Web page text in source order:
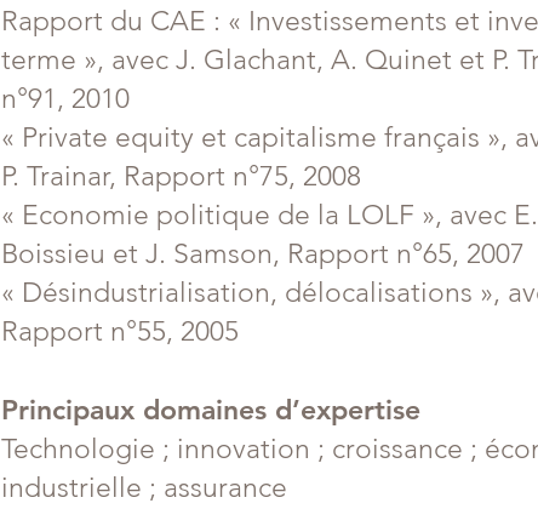
Rapport du CAE : « Investissements et
terme », avec J. Glachant, A. Quinet et P.
n°91, 2010
« Private equity et capitalisme français »,
P. Trainar, Rapport n°75, 2008
« Economie politique de la LOLF », avec
Boissieu et J. Samson, Rapport n°65, 2007
« Désindustrialisation, délocalisations »,
Rapport n°55, 2005
Principaux domaines d’expertise
Technologie ; innovation ; croissance ;
industrielle ; assurance